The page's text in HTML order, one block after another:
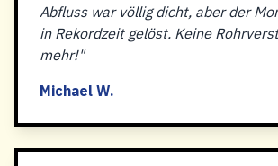
Abfluss war völlig dicht, aber der
in Rekordzeit gelöst. Keine
mehr!"
Michael W.